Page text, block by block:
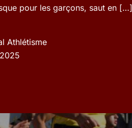
pour les garçons, saut en[…]
Athlétisme